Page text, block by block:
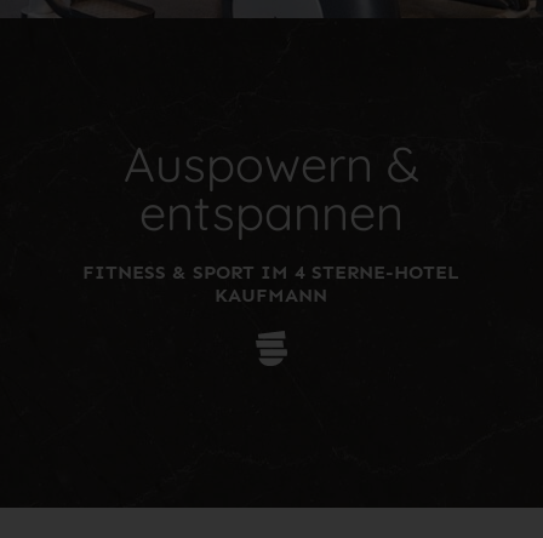
Auspowern &
entspannen
FITNESS & SPORT IM 4 STERNE-HOTEL
KAUFMANN